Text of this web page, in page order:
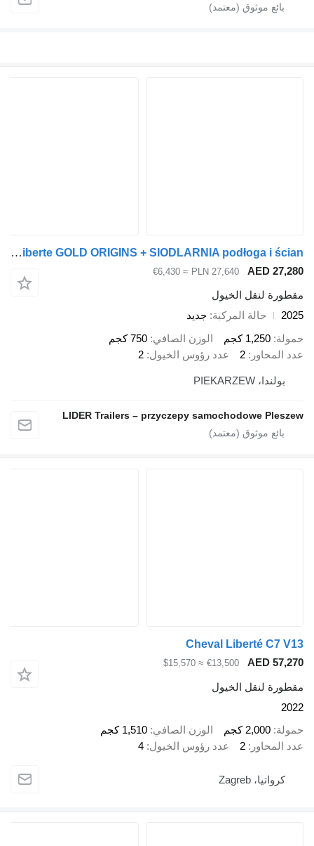
Cheval Liberté CL-14SS Cheval Liberte GOLD ORIGINS + SIODLARNIA podłoga i ścian
AED
PLN 27,640
≈ €6,430
لنقل الخيول
حالة المركبة جديد
1,250 كجم الوزن الصافي 750 كجم
2 عدد رؤوس الخيول 2
LIDER Trailers – przyczepy samochodowe
Cheval Liberté C7
AED
€13,500
≈ $15,570
لنقل الخيول
2,000 كجم الوزن الصافي 1,510 كجم
2 عدد رؤوس الخيول 4
كرواتيا، Zagreb